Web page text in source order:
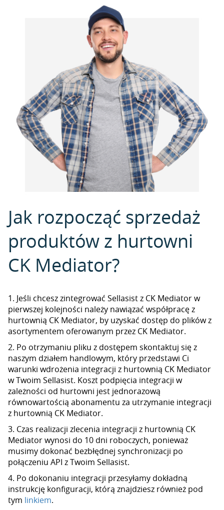
Jak rozpocząć sprzedaż
produktów z hurtowni
CK Mediator?
1. Jeśli chcesz zintegrować Sellasist z CK Mediator w
pierwszej kolejności należy nawiązać współpracę z
hurtownią CK Mediator, by uzyskać dostęp do plików z
asortymentem oferowanym przez CK Mediator.
2. Po otrzymaniu pliku z dostępem skontaktuj się z
naszym działem handlowym, który przedstawi Ci
warunki wdrożenia integracji z hurtownią CK Mediator
w Twoim Sellasist. Koszt podpięcia integracji w
zależności od hurtowni jest jednorazową
równowartością abonamentu za utrzymanie integracji
z hurtownią CK Mediator.
3. Czas realizacji zlecenia integracji z hurtownią CK
Mediator wynosi do 10 dni roboczych, ponieważ
musimy dokonać bezbłędnej synchronizacji po
połączeniu API z Twoim Sellasist.
4. Po dokonaniu integracji przesyłamy dokładną
instrukcję konfiguracji, którą znajdziesz również pod
tym linkiem.